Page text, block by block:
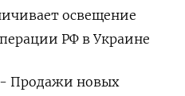
освещение
РФ в Украине
Продажи новых